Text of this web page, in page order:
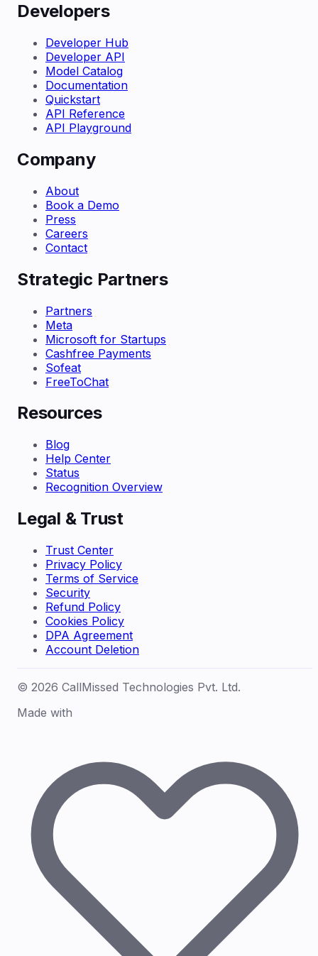
Developers
Developer Hub
Developer API
Model Catalog
Documentation
Quickstart
API Reference
API Playground
Company
About
Book a Demo
Press
Careers
Contact
Strategic Partners
Partners
Meta
Microsoft for Startups
Cashfree Payments
Sofeat
FreeToChat
Resources
Blog
Help Center
Status
Recognition Overview
Legal & Trust
Trust Center
Privacy Policy
Terms of Service
Security
Refund Policy
Cookies Policy
DPA Agreement
Account Deletion
© 2026 CallMissed Technologies Pvt. Ltd.
Made with